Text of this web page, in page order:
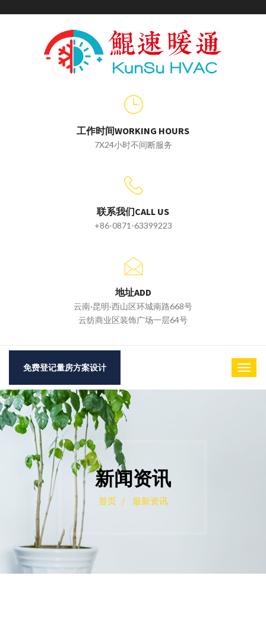
工作时间WORKING HOURS
7X24小时不间断服务
联系我们CALL US
+86-0871-63399223
地址ADD
云南·昆明·西山区环城南路668号
云纺商业区装饰广场一层64号
免费登记量房方案设计
新闻资讯
首页 / 最新资讯